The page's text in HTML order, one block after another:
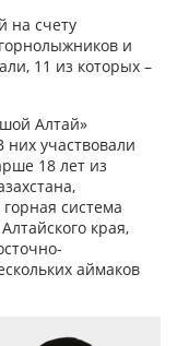
на счету
и
11 из которых –
Алтай»
участвовали
18 лет из
система
края,
аймаков